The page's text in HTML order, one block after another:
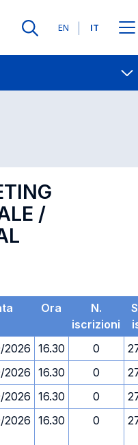
Lingue
EN IT
Contatti
Open
/
Ora
N.
iscrizioni
2026 16.30 0
2026 16.30 0
2026 16.30 0
2026 16.30 0